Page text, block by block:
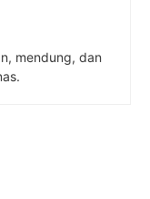
mendung, dan